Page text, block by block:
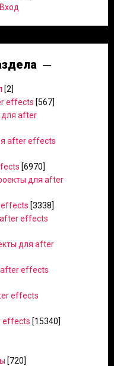
Вход
[2]
effects [567]
для after
after effects
[6970]
для after
effects [3338]
after effects
для after
after effects
effects
effects [15340]
[720]